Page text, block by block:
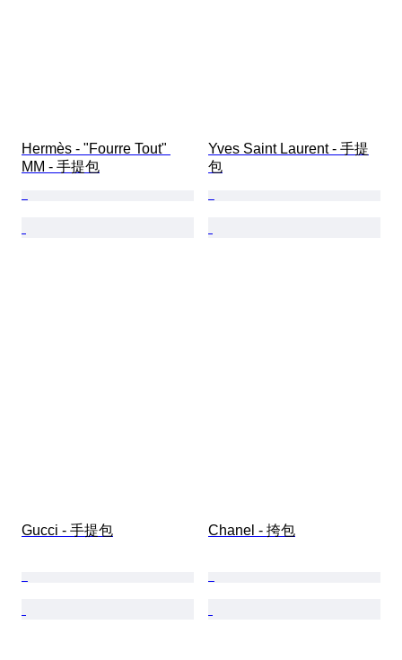
Hermès - "Fourre Tout"
MM - 手提包
Yves Saint Laurent - 手提
包
Gucci - 手提包 Chanel - 挎包